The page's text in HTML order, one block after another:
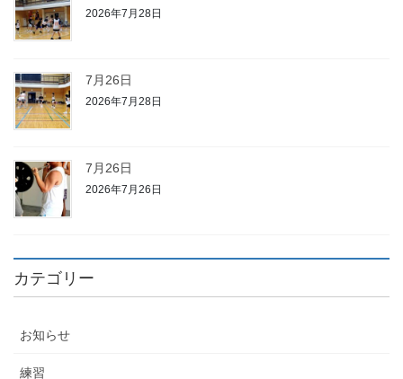
2026年7月28日
7月26日
2026年7月28日
7月26日
2026年7月26日
カテゴリー
お知らせ
練習